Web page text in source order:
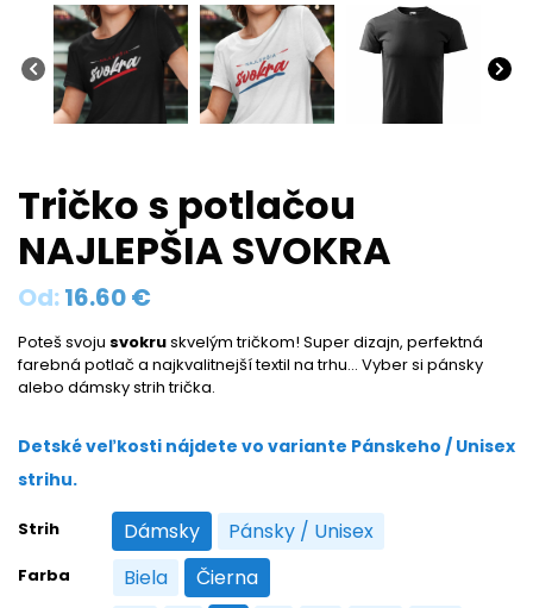
Tričko s potlačou
NAJLEPŠIA SVOKRA
Od:16.60€
Poteš svoju svokruskvelým tričkom! Super dizajn, perfektná
farebná potlač a najkvalitnejší textil na trhu… Vyber si pánsky
alebo dámsky strih trička.
Detské veľkosti nájdete vo variante Pánskeho / Unisex
strihu.
Strih Dámsky
Dámsky Pánsky / Unisex
Pánsky / Unisex
Farba Biela
Biela Čierna
Čierna